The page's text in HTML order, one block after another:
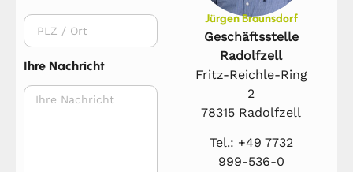
Ihre Nachricht
Jürgen Braunsdorf
Geschäftsstelle
Radolfzell
Fritz-Reichle-Ring
2
78315 Radolfzell
Tel.: +49 7732
999-536-0